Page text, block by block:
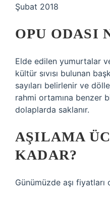
Şubat 2018
OPU ODASI
Elde edilen yumurtalar
kültür sıvısı bulunan
sayıları belirlenir ve
rahmi ortamına benzer
dolaplarda saklanır.
AŞILAMA
KADAR?
Günümüzde aşı